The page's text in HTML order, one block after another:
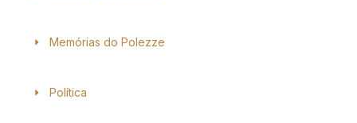
Memórias do Polezze
Política